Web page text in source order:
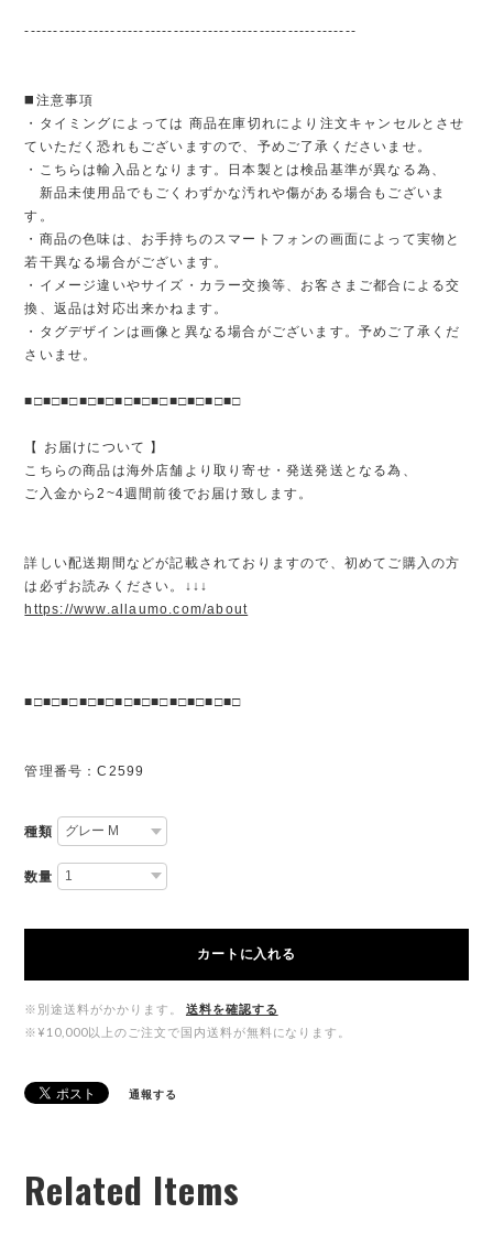
----------------------------------------------------------
◼️注意事項
・タイミングによっては 商品在庫切れにより注文キャンセルとさせ
ていただく恐れもございますので、予めご了承くださいませ。
・こちらは輸入品となります。日本製とは検品基準が異なる為、
新品未使用品でもごくわずかな汚れや傷がある場合もございま
す。
・商品の色味は、お手持ちのスマートフォンの画面によって実物と
若干異なる場合がございます。
・イメージ違いやサイズ・カラー交換等、お客さまご都合による交
換、返品は対応出来かねます。
・タグデザインは画像と異なる場合がございます。予めご了承くだ
さいませ。
■□■□■□■□■□■□■□■□■□■□■□■□
【 お届けについて 】
こちらの商品は海外店舗より取り寄せ・発送発送となる為、
ご入金から2~4週間前後でお届け致します。
詳しい配送期間などが記載されておりますので、初めてご購入の方
は必ずお読みください。↓↓↓
https://www.allaumo.com/about
■□■□■□■□■□■□■□■□■□■□■□■□
管理番号：C2599
種類
数量
カートに入れる
※別途送料がかかります。
送料を確認する
※¥10,000以上のご注文で国内送料が無料になります。
通報する
Related Items